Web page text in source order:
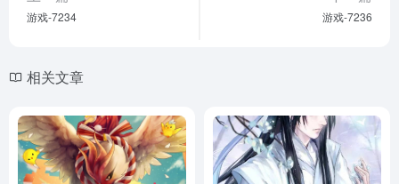
游戏-7234 游戏-7236
相关文章